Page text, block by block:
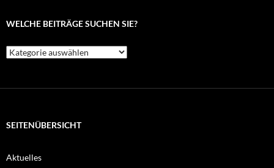
WELCHE BEITRÄGE SUCHEN SIE?
Welche
Beiträge
SEITENÜBERSICHT
Aktuelles